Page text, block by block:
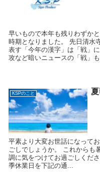
早いもので本年も残りわずか
時期となりました。 先日清水
表す「今年の漢字」は「戦」
攻など暗いニュースの「戦」
KSPのこと
平素より大変お世話になって
ごしでしょうか。 これからも
調に気をつけてお過ごしくだ
季休業日を下記の通...